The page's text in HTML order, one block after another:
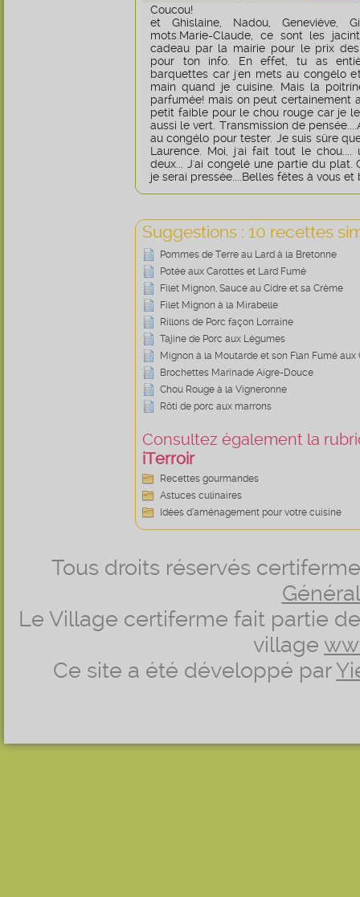
Coucou!
et Ghislaine, Nadou, Geneviève,
mots.Marie-Claude, ce sont les
cadeau par la mairie pour le prix
pour ton info. En effet, tu as
barquettes car j'en mets au congélo
main quand je cuisine. Mais la
parfumée! mais on peut certainement
petit faible pour le chou rouge car je
aussi le vert. Transmission de
au congélo pour tester. Je suis sûre
Laurence. Moi, j'ai fait tout le
deux... J'ai congelé une partie du plat.
je serai pressée....Belles fêtes à vous et
Suggestions : 10 recettes
Pommes de Terre au Lard à la Bretonne
Potée aux Carottes et Lard Fumé
Filet Mignon, Sauce au Cidre et sa Crème
Filet Mignon à la Mirabelle
Rillons de Porc façon Lorraine
Tajine de Porc aux Légumes
Mignon à la Moutarde et son Flan Fumé aux
Brochettes Marinade Aigre-Douce
Chou Rouge à la Vigneronne
Rôti de porc aux marrons
Consultez également la
iTerroir
Recettes gourmandes
Astuces culinaires
Idées d’aménagement pour votre cuisine
Tous droits réservés
Le Village certiferme fait partie
village
Ce site a été développé par